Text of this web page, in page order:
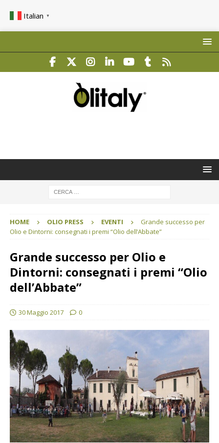
Italian ▼
HOME OLIO PRESS EVENTI
Grande successo per
Olio e Dintorni: consegnati i premi “Olio dell’Abbate”
Grande successo per Olio e
Dintorni: consegnati i premi “Olio
dell’Abbate”
30 Maggio 2017 0